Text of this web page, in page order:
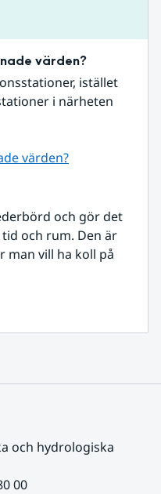
värden?
istället
i närheten
värden?
och gör det
och rum. Den är
man vill ha koll på
och hydrologiska
00